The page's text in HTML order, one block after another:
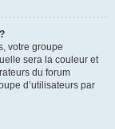
votre groupe
sera la couleur et
du forum
d’utilisateurs par